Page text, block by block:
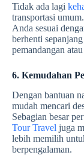
Tidak ada lagi
transportasi
Anda sesuai
berhenti
pemandangan
6. Kemudahan
Dengan bantuan
mudah mencari
Sebagian besar
Tour Travel juga
lebih memilih
berpengalaman.